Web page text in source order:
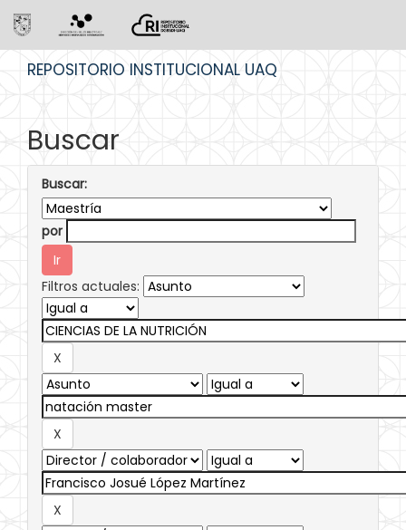
REPOSITORIO INSTITUCIONAL UAQ
Buscar
Buscar:
por
Filtros actuales: